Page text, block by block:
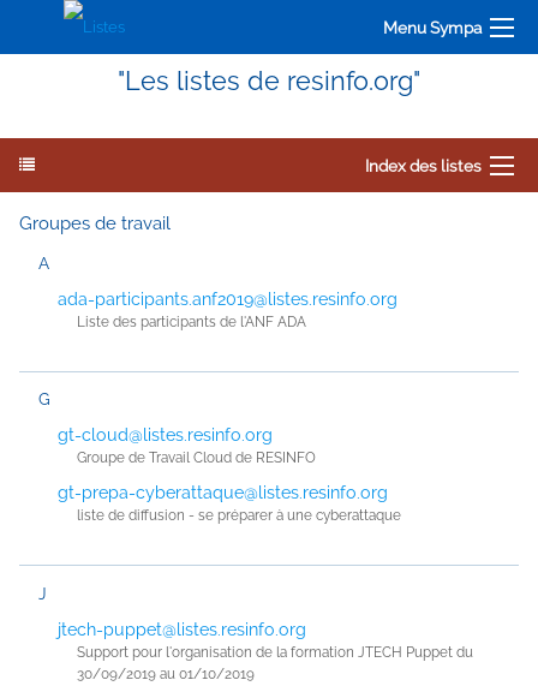
Menu Sympa
"Les listes de resinfo.org"
Index des listes
Groupes de travail
A
ada-participants.anf2019@listes.resinfo.org
Liste des participants de l'ANF ADA
G
gt-cloud@listes.resinfo.org
Groupe de Travail Cloud de RESINFO
gt-prepa-cyberattaque@listes.resinfo.org
liste de diffusion - se préparer à une cyberattaque
J
jtech-puppet@listes.resinfo.org
Support pour l'organisation de la formation JTECH Puppet du
30/09/2019 au 01/10/2019